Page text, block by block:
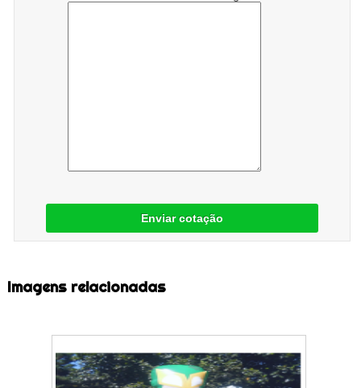
Enviar cotação
Imagens relacionadas